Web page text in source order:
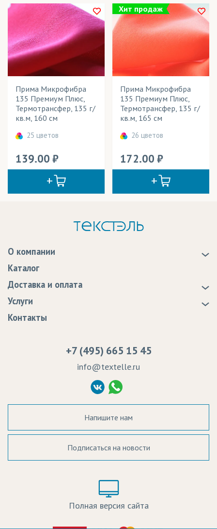
Прима Микрофибра
135 Премиум Плюс,
Термотрансфер, 135 г/
кв.м, 160 см
25 цветов
139.00
Хит продаж
Прима Микрофибра
135 Премиум Плюс,
Термотрансфер, 135 г/
кв.м, 165 см
26 цветов
172.00
О компании
Статьи
Программа лояльности
Сертификаты качества
Судебные решения
Политика Конфиденциальности
Согласие на обработку ПД
Каталог
Доставка и оплата
Доставка
Оплата
Услуги
Образцы
Контакты
+7 (495) 665 15 45
info@textelle.ru
Напишите нам
Подписаться на новости
Полная версия сайта